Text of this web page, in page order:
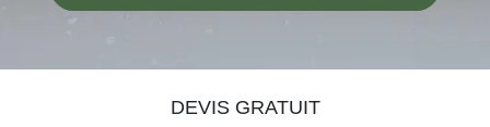
DEVIS GRATUIT